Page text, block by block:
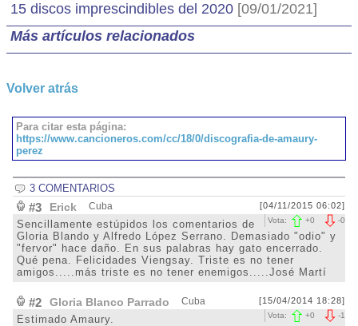
15 discos imprescindibles del 2020 [09/01/2021]
Más artículos relacionados
Volver atrás
Para citar esta página:
https://www.cancioneros.com/cc/18/0/discografia-de-amaury-
perez
3 COMENTARIOS
#3 Erick Cuba [04/11/2015 06:02]
-0
Vota: +0
Sencillamente estúpidos los comentarios de
Gloria Blando y Alfredo López Serrano. Demasiado "odio" y
"fervor" hace daño. En sus palabras hay gato encerrado.
Qué pena. Felicidades Viengsay. Triste es no tener
amigos.....más triste es no tener enemigos.....José Martí
#2 Gloria Blanco Parrado Cuba [15/04/2014 18:28]
-1
Vota: +0
Estimado Amaury.